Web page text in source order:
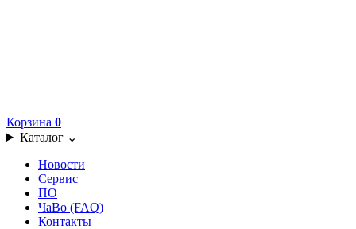
Корзина 0
Каталог ⌄
Новости
Сервис
ПО
ЧаВо (FAQ)
Контакты